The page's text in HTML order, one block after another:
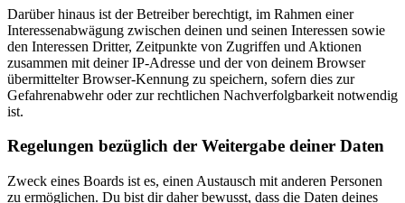
Darüber hinaus ist der Betreiber berechtigt, im Rahmen einer
Interessenabwägung zwischen deinen und seinen Interessen sowie
den Interessen Dritter, Zeitpunkte von Zugriffen und Aktionen
zusammen mit deiner IP-Adresse und der von deinem Browser
übermittelter Browser-Kennung zu speichern, sofern dies zur
Gefahrenabwehr oder zur rechtlichen Nachverfolgbarkeit notwendig
ist.
Regelungen bezüglich der Weitergabe deiner Daten
Zweck eines Boards ist es, einen Austausch mit anderen Personen
zu ermöglichen. Du bist dir daher bewusst, dass die Daten deines